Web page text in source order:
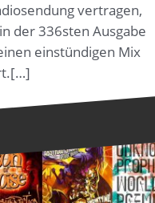
vertragen,
der 336sten Ausgabe
einstündigen Mix